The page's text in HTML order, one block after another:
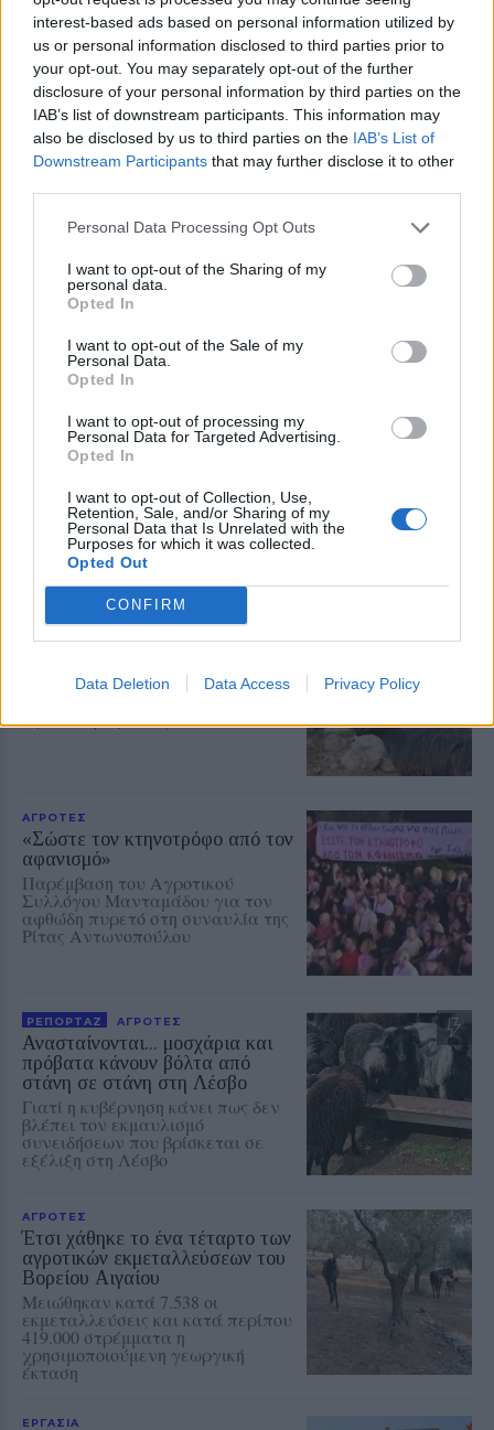
interest-based ads based on personal information utilized by
us or personal information disclosed to third parties prior to
your opt-out. You may separately opt-out of the further
disclosure of your personal information by third parties on the
IAB’s list of downstream participants. This information may
also be disclosed by us to third parties on the IAB’s List of
Downstream Participants that may further disclose it to other
Personal Data Processing Opt Outs
I want to opt-out of the Sharing of my
personal data.
Opted In
I want to opt-out of the Sale of my
Personal Data.
Opted In
I want to opt-out of processing my
Personal Data for Targeted Advertising.
Opted In
I want to opt-out of Collection, Use,
Retention, Sale, and/or Sharing of my
Personal Data that Is Unrelated with the
Purposes for which it was collected.
Opted Out
CONFIRM
Data Deletion Data Access Privacy Policy
ΑΓΟΡΑ
Η ΑΝΤΑΡΣΥΑ Λέσβου κατά της
Λευκής Νύχτας στη Μυτιλήνη
Κάνει λόγο για επιβάρυνση των
εμποροϋπαλλήλων και ζητά
αυξήσεις μισθών και μείωση του
χρόνου εργασίας
Αντίδραση των ιδιωτικών
της Μυτιλήνης
Παρέμβαση της Ένωσης Ιδιωτικών
Υπαλλήλων Λέσβου για τα
συνθήκες εργασίας στα εμπορικά
καταστήματα
Η Λευκή Νύχτα γέμισε ζωή την
αγορά του Πλωμαρίου
κίνηση στη δεύτερη διοργάνωση
του Εμπορικού Συλλόγου
Πλωμαρίου
Αφθώδης πυρετός στη Λέσβο με
Κανένα θετικό αποτέλεσμα στους
ΑΓΡΟΤΕΣ
«Σώστε τον κτηνοτρόφο από τον
αφανισμό»
Παρέμβαση του Αγροτικού
Συλλόγου Μανταμάδου για τον
αφθώδη πυρετό στη συναυλία της
Ρίτας Αντωνοπούλου
ΡΕΠΟΡΤΑΖ ΑΓΡΟΤΕΣ
Ανασταίνονται... μοσχάρια και
πρόβατα κάνουν βόλτα από
στάνη σε στάνη στη Λέσβο
Γιατί η κυβέρνηση κάνει πως δεν
βλέπει τον εκμαυλισμό
συνειδήσεων που βρίσκεται σε
εξέλιξη στη Λέσβο
ΑΓΡΟΤΕΣ
Έτσι χάθηκε το ένα τέταρτο των
αγροτικών εκμεταλλεύσεων του
Βορείου Αιγαίου
Μειώθηκαν κατά 7.538 οι
εκμεταλλεύσεις και κατά περίπου
419.000 στρέμματα η
χρησιμοποιούμενη γεωργική
έκταση
ΕΡΓΑΣΙΑ